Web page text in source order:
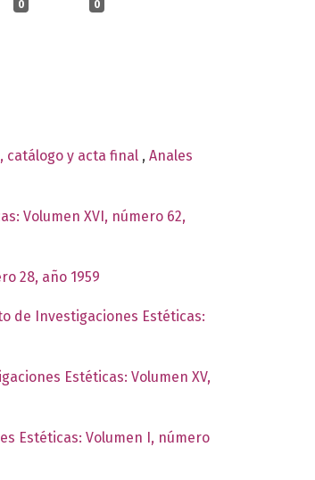
0 0
catálogo y acta final , Anales
Volumen XVI, número 62,
28, año 1959
de Investigaciones Estéticas:
Estéticas: Volumen XV,
Estéticas: Volumen I, número